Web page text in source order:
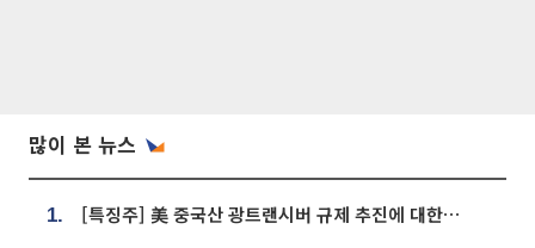
많이 본 뉴스
1. [특징주] 美 중국산 광트랜시버 규제 추진에 대한광통신 등 광통신株 강세